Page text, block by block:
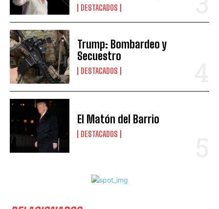
DESTACADOS
Trump: Bombardeo y
Secuestro
DESTACADOS
El Matón del Barrio
DESTACADOS